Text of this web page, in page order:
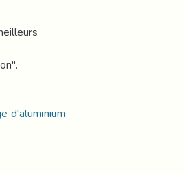
d'aluminium